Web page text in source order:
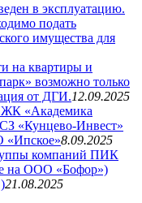
в эксплуатацию.
подать
имущества для
на квартиры и
возможно только
от ДГИ.12.09.2025
ЖК «Академика
«Кунцево-Инвест»
«Ипское»8.09.2025
компаний ПИК
на ООО «Бофор»)
21.08.2025